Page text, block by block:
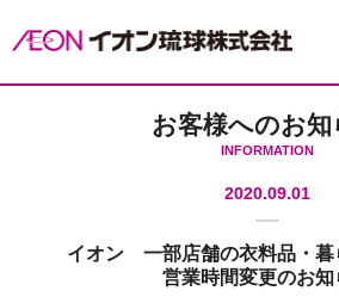
お客様へのお知
INFORMATION
2020.09.01
イオン 一部店舗の衣料品・暮
営業時間変更のお知